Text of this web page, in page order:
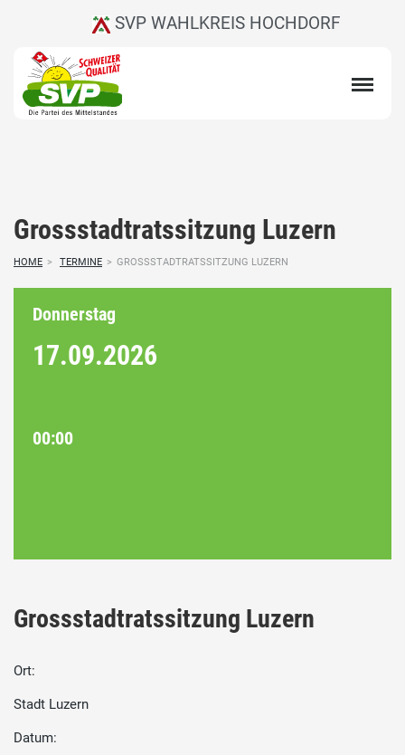
SVP WAHLKREIS HOCHDORF
Grossstadtratssitzung Luzern
HOME > TERMINE > GROSSSTADTRATSSITZUNG LUZERN
Donnerstag
17.09.2026
00:00
Grossstadtratssitzung Luzern
Ort:
Stadt Luzern
Datum: